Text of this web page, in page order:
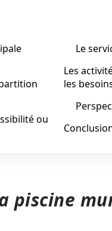
ou
Le
Les
les
piscine